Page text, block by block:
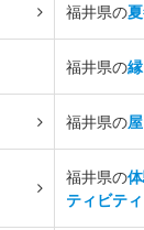
福井県の
福井県の
福井県の
福井県の
ティビティ